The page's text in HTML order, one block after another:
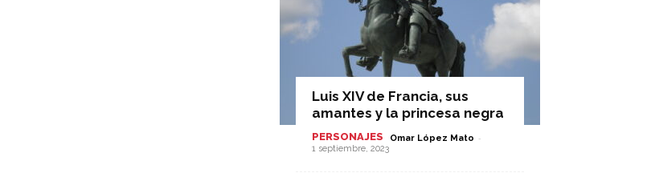
Luis XIV de Francia, sus
amantes y la princesa negra
PERSONAJES Omar López Mato -
1 septiembre, 2023